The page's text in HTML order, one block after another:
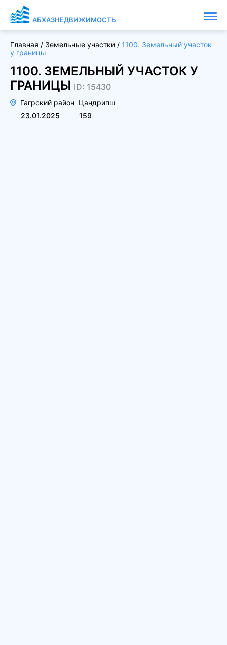
АБХАЗНЕДВИЖИМОСТЬ
Главная / Земельные участки / 1100. Земельный участок
у границы
1100. ЗЕМЕЛЬНЫЙ УЧАСТОК У
ГРАНИЦЫ ID: 15430
Гагрский район Цандрипш
23.01.2025
159